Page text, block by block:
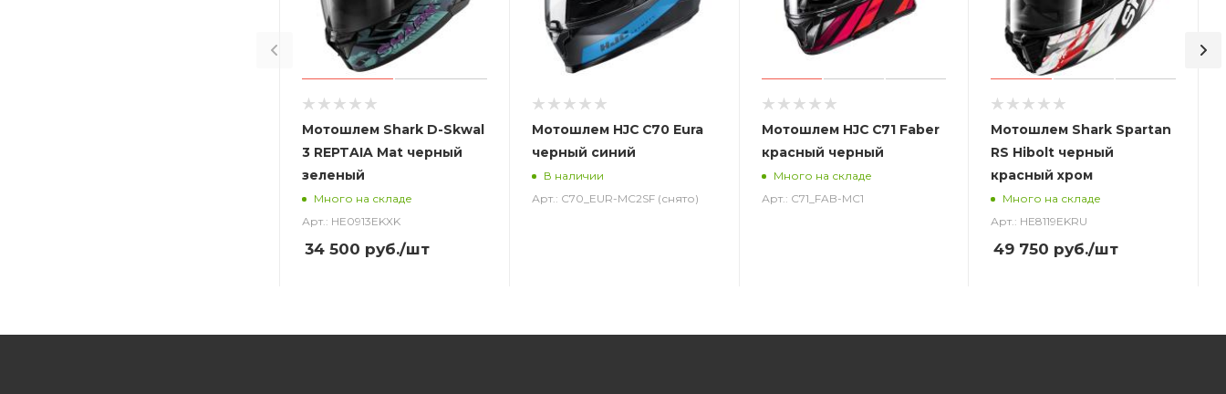
Мотошлем Shark D-Skwal
3 REPTAIA Mat черный
зеленый
Много на складе
Арт.: HE0913EKXK
34 500 руб./шт
Мотошлем HJC C70 Eura
черный синий
В наличии
Арт.: C70_EUR-MC2SF (снято)
Мотошлем HJC C71 Faber
красный черный
Много на складе
Арт.: C71_FAB-MC1
Мотошлем Shark Spartan
RS Hibolt черный
красный хром
Много на складе
Арт.: HE8119EKRU
49 750 руб./шт